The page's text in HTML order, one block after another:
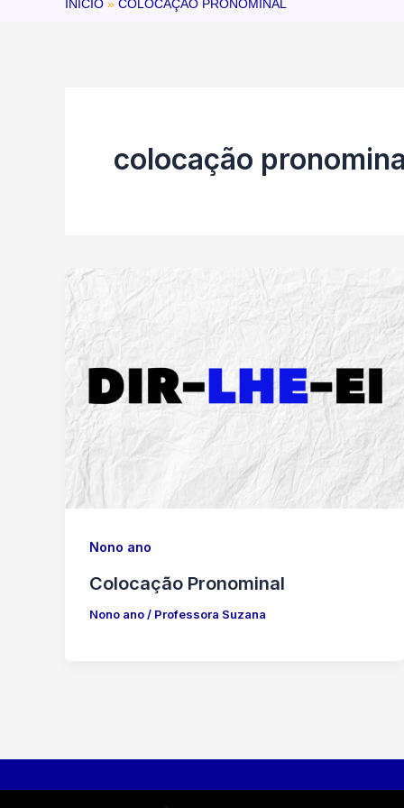
INÍCIO COLOCAÇÃO PRONOMINAL
colocação
Nono ano
Colocação Pronominal
Nono ano/ Professora Suzana